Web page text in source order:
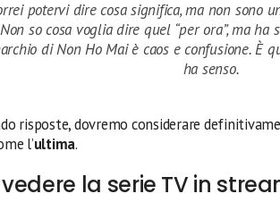
potervi dire cosa significa, ma non sono
Non so cosa voglia dire quel “per ora”, ma ha
di Non Ho Mai è caos e confusione. È
ha senso.
risposte, dovremo considerare
l’ultima.
la serie TV in